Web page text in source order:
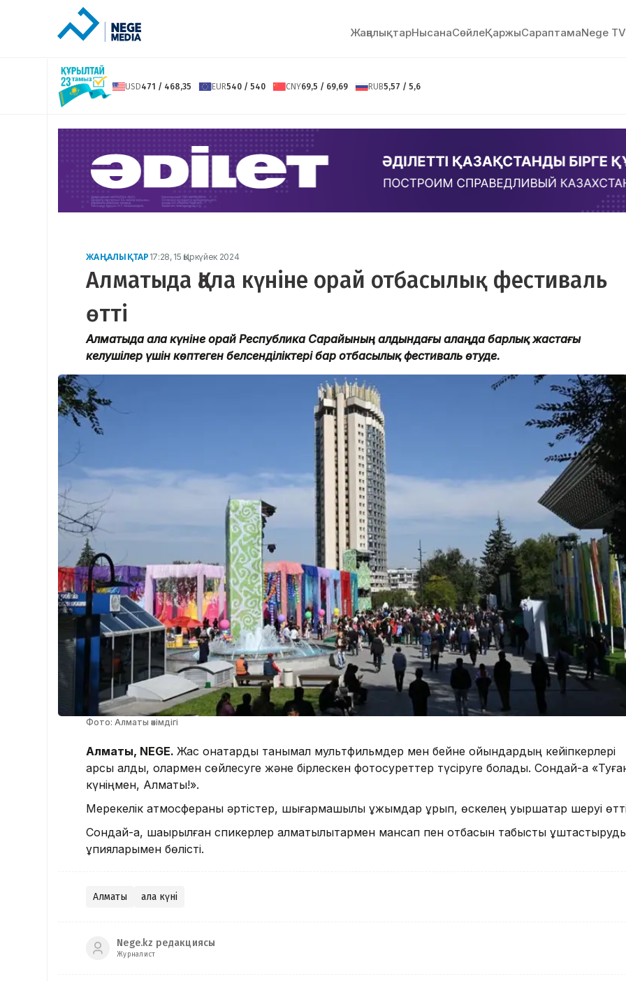
ЖаңалықтарНысанаСөйлeҚаржыСараптамаNege TV
USD471 / 468,35 EUR540 / 540 CNY69,5 / 69,69 RUB5,57 / 5,6
ЖАҢАЛЫҚТАР 17:28, 15 Қыркүйек 2024
Алматыда Қала күніне орай отбасылық фестиваль
өтті
Алматыда Қала күніне орай Республика Сарайының алдындағы алаңда барлық жастағы
келушілер үшін көптеген белсенділіктері бар отбасылық фестиваль өтуде.
Фото: Алматы әкімдігі
Алматы, NEGE. Жас қонақтарды танымал мультфильмдер мен бейне ойындардың кейіпкерлері
қарсы алды, олармен сөйлесуге және бірлескен фотосуреттер түсіруге болады. Сондай-ақ
күніңмен, Алматы!».
Мерекелік атмосфераны әртістер, шығармашылық ұжымдар құрып, өскелең қуыршақтар шеруі
Сондай-ақ, шақырылған спикерлер алматылықтармен мансап пен отбасын табысты
құпияларымен бөлісті.
Алматы Қала күні
Nege.kz редакциясы
Журналист